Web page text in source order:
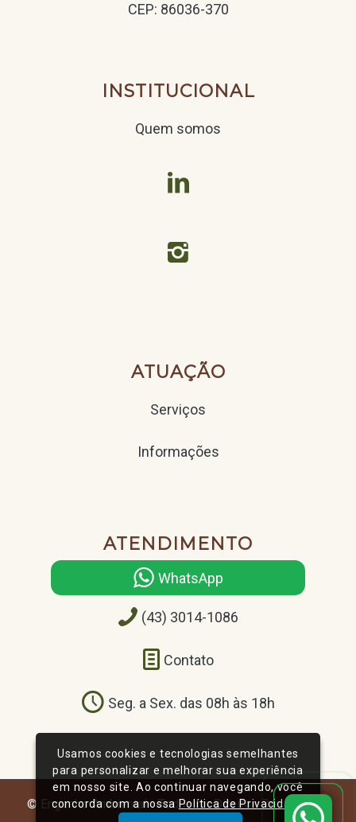
CEP: 86036-370
INSTITUCIONAL
Quem somos


ATUAÇÃO
Serviços
Informações
ATENDIMENTO
WhatsApp
(43) 3014-1086
Contato
Seg. a Sex. das 08h às 18h
© Engenho Ambiental - Todos os Direitos Reservados
Usamos cookies e tecnologias semelhantes
para personalizar e melhorar sua experiência
em nosso site. Ao continuar navegando, você
concorda com a nossa Política de Privacidade